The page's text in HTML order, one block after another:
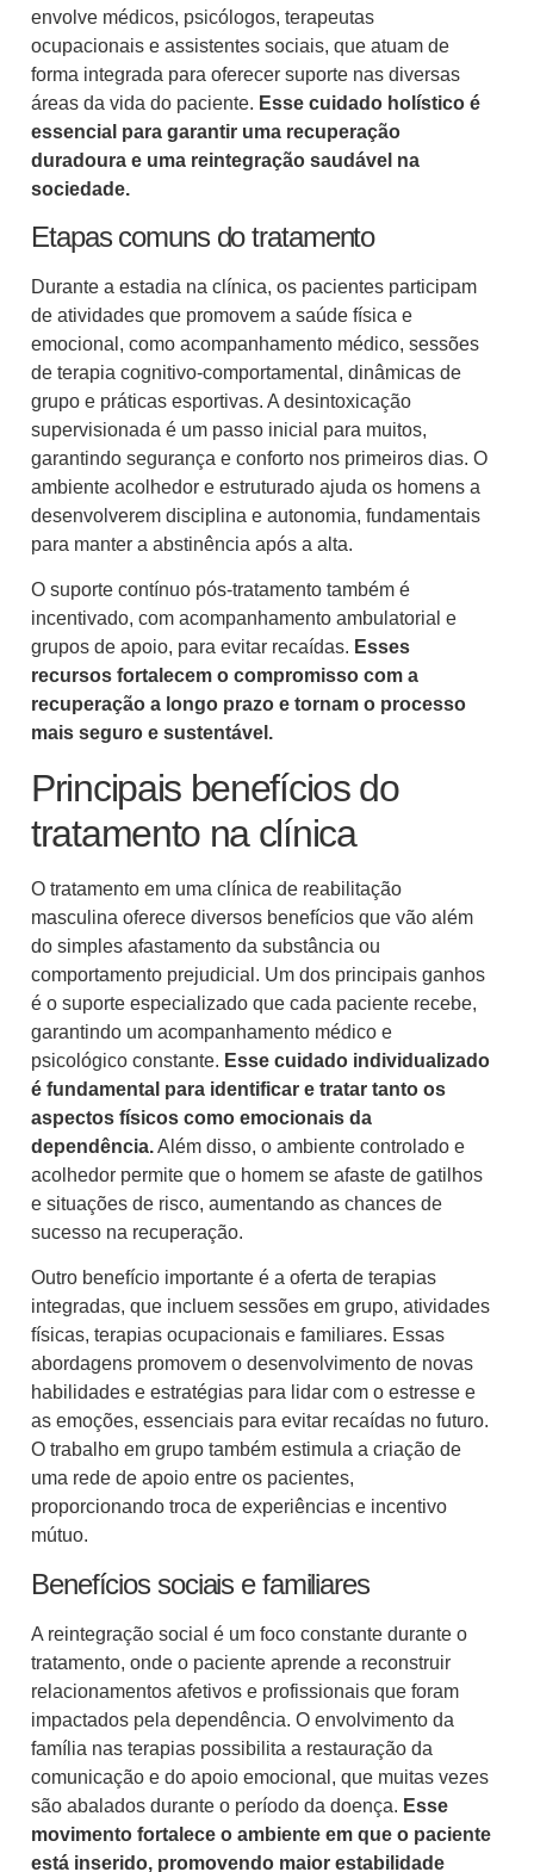
envolve médicos, psicólogos, terapeutas
ocupacionais e assistentes sociais, que atuam de
forma integrada para oferecer suporte nas diversas
áreas da vida do paciente. Esse cuidado holístico é
essencial para garantir uma recuperação
duradoura e uma reintegração saudável na
sociedade.
Etapas comuns do tratamento
Durante a estadia na clínica, os pacientes participam
de atividades que promovem a saúde física e
emocional, como acompanhamento médico, sessões
de terapia cognitivo-comportamental, dinâmicas de
grupo e práticas esportivas. A desintoxicação
supervisionada é um passo inicial para muitos,
garantindo segurança e conforto nos primeiros dias. O
ambiente acolhedor e estruturado ajuda os homens a
desenvolverem disciplina e autonomia, fundamentais
para manter a abstinência após a alta.
O suporte contínuo pós-tratamento também é
incentivado, com acompanhamento ambulatorial e
grupos de apoio, para evitar recaídas. Esses
recursos fortalecem o compromisso com a
recuperação a longo prazo e tornam o processo
mais seguro e sustentável.
Principais benefícios do
tratamento na clínica
O tratamento em uma clínica de reabilitação
masculina oferece diversos benefícios que vão além
do simples afastamento da substância ou
comportamento prejudicial. Um dos principais ganhos
é o suporte especializado que cada paciente recebe,
garantindo um acompanhamento médico e
psicológico constante. Esse cuidado individualizado
é fundamental para identificar e tratar tanto os
aspectos físicos como emocionais da
dependência.Além disso, o ambiente controlado e
acolhedor permite que o homem se afaste de gatilhos
e situações de risco, aumentando as chances de
sucesso na recuperação.
Outro benefício importante é a oferta de terapias
integradas, que incluem sessões em grupo, atividades
físicas, terapias ocupacionais e familiares. Essas
abordagens promovem o desenvolvimento de novas
habilidades e estratégias para lidar com o estresse e
as emoções, essenciais para evitar recaídas no futuro.
O trabalho em grupo também estimula a criação de
uma rede de apoio entre os pacientes,
proporcionando troca de experiências e incentivo
mútuo.
Benefícios sociais e familiares
A reintegração social é um foco constante durante o
tratamento, onde o paciente aprende a reconstruir
relacionamentos afetivos e profissionais que foram
impactados pela dependência. O envolvimento da
família nas terapias possibilita a restauração da
comunicação e do apoio emocional, que muitas vezes
são abalados durante o período da doença. Esse
movimento fortalece o ambiente em que o paciente
está inserido, promovendo maior estabilidade